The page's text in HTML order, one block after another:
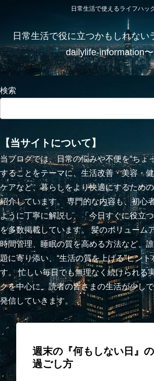
日常生活で使えるライフハッ
日常生活で役に立つかもしれない
dailylife-information〜
検索
【当サイトについて】
当ブログでは、日常の悩みや不便を“ちょ
することをテーマに、生活改善・美容・
ケアなど、暮らしをより快適にするため
紹介しています。 専門的な内容も、初心
ように丁寧に解説し、「今日すぐに役立
を多数掲載しています。 髪のボリューム
時間管理、睡眠の質を高める方法など、
題に寄り添い、“生活の質を上げる”ヒン
す。 忙しい毎日でも無理なく続けられる
クを中心に、読者の皆さまの生活が少し
発信していきます。
週末の『何もしない日』
過ごし方